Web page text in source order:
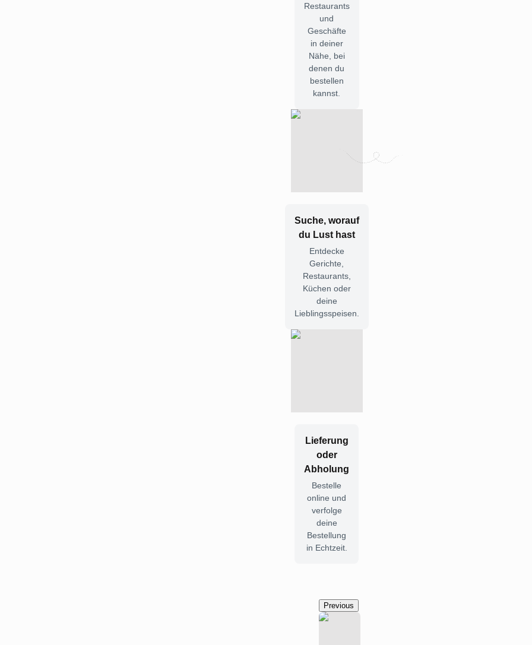
Restaurants
und
Geschäfte
in deiner
Nähe, bei
denen du
bestellen
kannst.
Suche, worauf
du Lust hast
Entdecke
Gerichte,
Restaurants,
Küchen oder
deine
Lieblingsspeisen.
Lieferung
oder
Abholung
Bestelle
online und
verfolge
deine
Bestellung
in Echtzeit.
Previous